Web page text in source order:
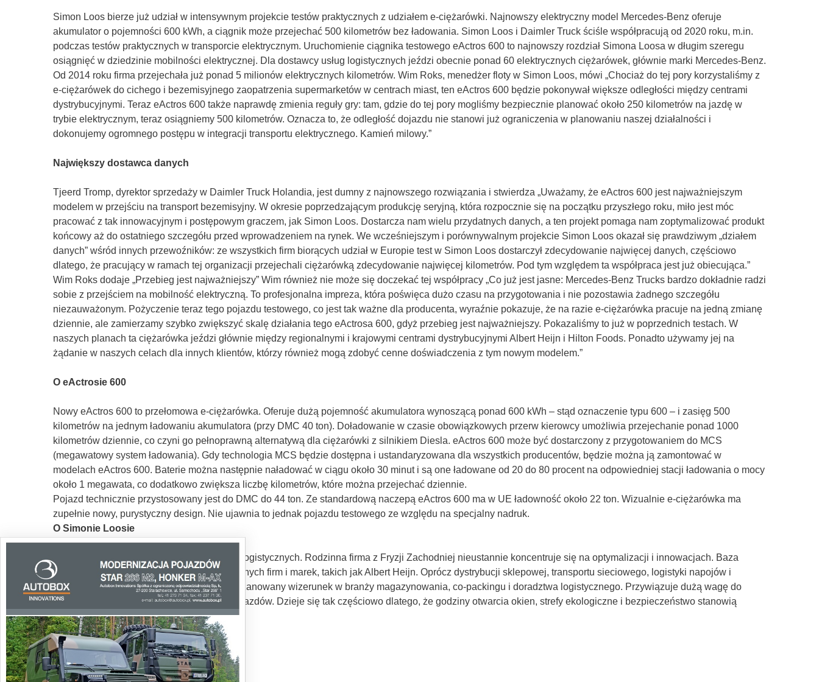
Simon Loos bierze już udział w intensywnym projekcie testów praktycznych z udziałem e-ciężarówki. Najnowszy elektryczny model Mercedes-Benz oferuje
akumulator o pojemności 600 kWh, a ciągnik może przejechać 500 kilometrów bez ładowania. Simon Loos i Daimler Truck ściśle współpracują od 2020 roku, m.in.
podczas testów praktycznych w transporcie elektrycznym. Uruchomienie ciągnika testowego eActros 600 to najnowszy rozdział Simona Loosa w długim szeregu
osiągnięć w dziedzinie mobilności elektrycznej. Dla dostawcy usług logistycznych jeździ obecnie ponad 60 elektrycznych ciężarówek, głównie marki Mercedes-Benz.
Od 2014 roku firma przejechała już ponad 5 milionów elektrycznych kilometrów. Wim Roks, menedżer floty w Simon Loos, mówi „Chociaż do tej pory korzystaliśmy z
e-ciężarówek do cichego i bezemisyjnego zaopatrzenia supermarketów w centrach miast, ten eActros 600 będzie pokonywał większe odległości między centrami
dystrybucyjnymi. Teraz eActros 600 także naprawdę zmienia reguły gry: tam, gdzie do tej pory mogliśmy bezpiecznie planować około 250 kilometrów na jazdę w
trybie elektrycznym, teraz osiągniemy 500 kilometrów. Oznacza to, że odległość dojazdu nie stanowi już ograniczenia w planowaniu naszej działalności i
dokonujemy ogromnego postępu w integracji transportu elektrycznego. Kamień milowy.”
Największy dostawca danych
Tjeerd Tromp, dyrektor sprzedaży w Daimler Truck Holandia, jest dumny z najnowszego rozwiązania i stwierdza „Uważamy, że eActros 600 jest najważniejszym
modelem w przejściu na transport bezemisyjny. W okresie poprzedzającym produkcję seryjną, która rozpocznie się na początku przyszłego roku, miło jest móc
pracować z tak innowacyjnym i postępowym graczem, jak Simon Loos. Dostarcza nam wielu przydatnych danych, a ten projekt pomaga nam zoptymalizować produkt
końcowy aż do ostatniego szczegółu przed wprowadzeniem na rynek. We wcześniejszym i porównywalnym projekcie Simon Loos okazał się prawdziwym „działem
danych” wśród innych przewoźników: ze wszystkich firm biorących udział w Europie test w Simon Loos dostarczył zdecydowanie najwięcej danych, częściowo
dlatego, że pracujący w ramach tej organizacji przejechali ciężarówką zdecydowanie najwięcej kilometrów. Pod tym względem ta współpraca jest już obiecująca.”
Wim Roks dodaje „Przebieg jest najważniejszy” Wim również nie może się doczekać tej współpracy „Co już jest jasne: Mercedes-Benz Trucks bardzo dokładnie radzi
sobie z przejściem na mobilność elektryczną. To profesjonalna impreza, która poświęca dużo czasu na przygotowania i nie pozostawia żadnego szczegółu
niezauważonym. Pożyczenie teraz tego pojazdu testowego, co jest tak ważne dla producenta, wyraźnie pokazuje, że na razie e-ciężarówka pracuje na jedną zmianę
dziennie, ale zamierzamy szybko zwiększyć skalę działania tego eActrosa 600, gdyż przebieg jest najważniejszy. Pokazaliśmy to już w poprzednich testach. W
naszych planach ta ciężarówka jeździ głównie między regionalnymi i krajowymi centrami dystrybucyjnymi Albert Heijn i Hilton Foods. Ponadto używamy jej na
żądanie w naszych celach dla innych klientów, którzy również mogą zdobyć cenne doświadczenia z tym nowym modelem.”
O eActrosie 600
Nowy eActros 600 to przełomowa e-ciężarówka. Oferuje dużą pojemność akumulatora wynoszącą ponad 600 kWh – stąd oznaczenie typu 600 – i zasięg 500
kilometrów na jednym ładowaniu akumulatora (przy DMC 40 ton). Doładowanie w czasie obowiązkowych przerw kierowcy umożliwia przejechanie ponad 1000
kilometrów dziennie, co czyni go pełnoprawną alternatywą dla ciężarówki z silnikiem Diesla. eActros 600 może być dostarczony z przygotowaniem do MCS
(megawatowy system ładowania). Gdy technologia MCS będzie dostępna i ustandaryzowana dla wszystkich producentów, będzie można ją zamontować w
modelach eActros 600. Baterie można następnie naładować w ciągu około 30 minut i są one ładowane od 20 do 80 procent na odpowiedniej stacji ładowania o mocy
około 1 megawata, co dodatkowo zwiększa liczbę kilometrów, które można przejechać dziennie.
Pojazd technicznie przystosowany jest do DMC do 44 ton. Ze standardową naczepą eActros 600 ma w UE ładowność około 22 ton. Wizualnie e-ciężarówka ma
zupełnie nowy, purystyczny design. Nie ujawnia to jednak pojazdu testowego ze względu na specjalny nadruk.
O Simonie Loosie
Simon Loos jest wiodącym dostawcą usług logistycznych. Rodzinna firma z Fryzji Zachodniej nieustannie koncentruje się na optymalizacji i innowacjach. Baza
klientów Simona Loosa składa się z atrakcyjnych firm i marek, takich jak Albert Heijn. Oprócz dystrybucji sklepowej, transportu sieciowego, logistyki napojów i
transportu masowego, Simon Loos zdobył szanowany wizerunek w branży magazynowania, co-packingu i doradztwa logistycznego. Przywiązuje dużą wagę do
rozwoju i innowacji m.in. w zakresie floty pojazdów. Dzieje się tak częściowo dlatego, że godziny otwarcia okien, strefy ekologiczne i bezpieczeństwo stanowią
podstawę codziennej praktyki transportowej.
Tekst: Jarosław Brach